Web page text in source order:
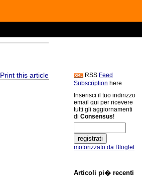
Print this article RSS Feed
Subscription here
Inserisci il tuo indirizzo
email qui per ricevere
tutti gli aggiornamenti
di Consensus!
motorizzato da Bloglet
Articoli pi� recenti